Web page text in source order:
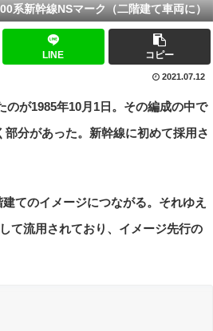
系新幹線NSマーク（二階建て車両に）
LINE コピー
2021.07.12
が1985年10月1日。その編成の中で
分があった。新幹線に初めて採用さ
てのイメージにつながる。それゆえ
て流用されており、イメージ先行の